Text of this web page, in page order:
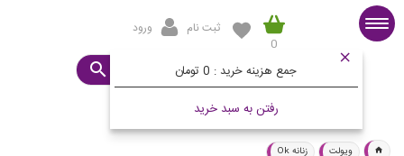
0
جمع هزینه خرید :
رفتن به سبد خرید
ثبت نام ورود
ساعت مورد نظرتان چیست؟
ویولت
زنانه Ok